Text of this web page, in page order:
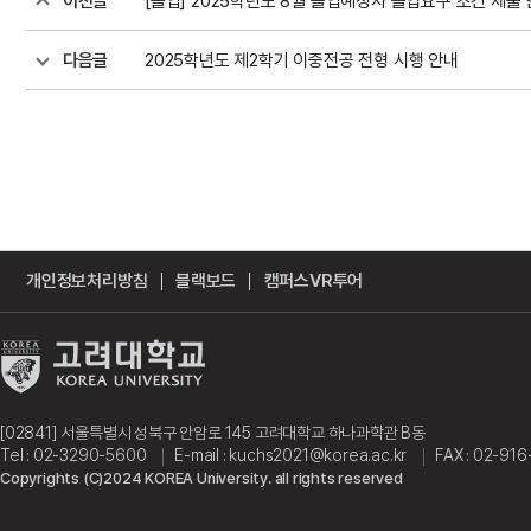
다음글 2025학년도 제2학기 이중전공 전형 시행 안내
개인정보처리방침 블랙보드 캠퍼스VR투어
[02841] 서울특별시 성북구 안암로 145 고려대학교 하나과학관 B동
Tel : 02-3290-5600
E-mail : kuchs2021@korea.ac.kr FAX : 02-
Copyrights (C)2024 KOREA University. all rights reserved